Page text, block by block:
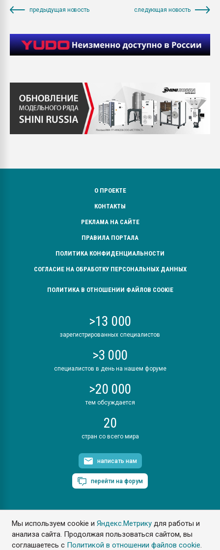
Мы используем cookie иЯндекс.Метрику для работы и
анализа сайта. Продолжая пользоваться сайтом, вы
соглашаетесь с Политикой в отношении файлов cookie.
предыдущая новость следующая новость
О ПРОЕКТЕ
КОНТАКТЫ
РЕКЛАМА НА САЙТЕ
ПРАВИЛА ПОРТАЛА
ПОЛИТИКА КОНФИДЕНЦИАЛЬНОСТИ
СОГЛАСИЕ НА ОБРАБОТКУ ПЕРСОНАЛЬНЫХ ДАННЫХ
ПОЛИТИКА В ОТНОШЕНИИ ФАЙЛОВ COOKIE
>13 000
зарегистрированных специалистов
>3 000
специалистов в день на нашем форуме
>20 000
тем обсуждается
20
стран со всего мира
написать нам
перейти на форум
ПластЭксперт © 2006. Все права защищены
Разрешается копирование материалов сайта с обязательной
ссылкой на www.e-plastic.ru